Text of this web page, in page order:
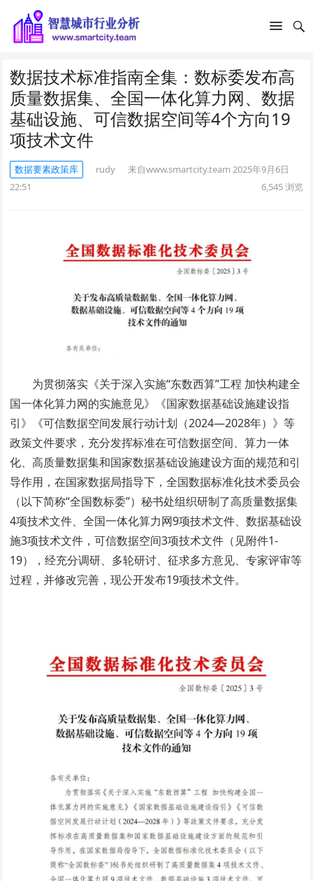
数据技术标准指南全集：数标委发布高
质量数据集、全国一体化算力网、数据
基础设施、可信数据空间等4个方向19
项技术文件
数据要素政策库 rudy 来自www.smartcity.team 2025年9月6日
22:51
6,545浏览
为贯彻落实《关于深入实施“东数西算”工程 加快构建全
国一体化算力网的实施意见》《国家数据基础设施建设指
引》《可信数据空间发展行动计划（2024—2028年）》等
政策文件要求，充分发挥标准在可信数据空间、算力一体
化、高质量数据集和国家数据基础设施建设方面的规范和引
导作用，在国家数据局指导下，全国数据标准化技术委员会
（以下简称“全国数标委”）秘书处组织研制了高质量数据集
4项技术文件、全国一体化算力网9项技术文件、数据基础设
施3项技术文件，可信数据空间3项技术文件（见附件1-
19），经充分调研、多轮研讨、征求多方意见、专家评审等
过程，并修改完善，现公开发布19项技术文件。